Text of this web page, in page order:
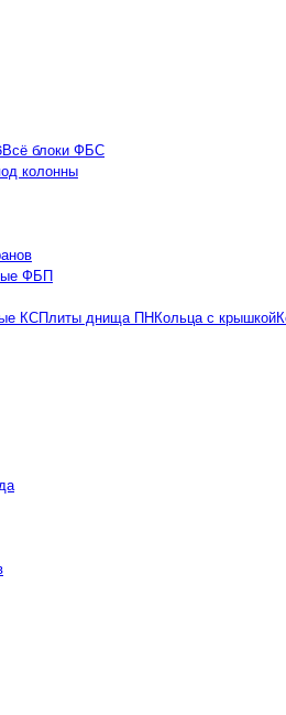
Всё блоки ФБС
колонны
ФБП
КСПлиты днища ПНКольца с крышкой